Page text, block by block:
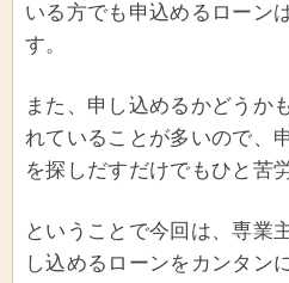
いる方でも申込めるローン
す。
また、申し込めるかどうか
れていることが多いので、
を探しだすだけでもひと苦
ということで今回は、専業
し込めるローンをカンタン